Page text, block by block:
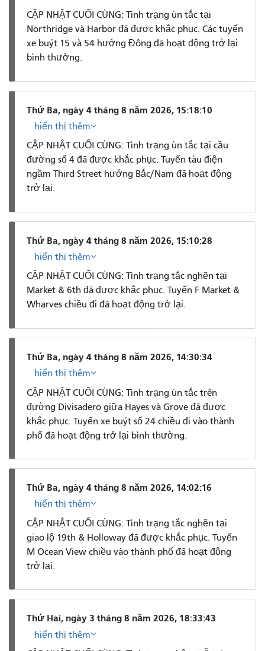
CẬP NHẬT CUỐI CÙNG: Tình trạng ùn tắc tại
Northridge và Harbor đã được khắc phục. Các tuyến
xe buýt 15 và 54 hướng Đông đã hoạt động trở lại
bình thường.
Thứ Ba, ngày 4 tháng 8 năm 2026, 15:18:10
hiển thị thêm
CẬP NHẬT CUỐI CÙNG: Tình trạng ùn tắc tại cầu
đường số 4 đã được khắc phục. Tuyến tàu điện
ngầm Third Street hướng Bắc/Nam đã hoạt động
trở lại.
Thứ Ba, ngày 4 tháng 8 năm 2026, 15:10:28
hiển thị thêm
CẬP NHẬT CUỐI CÙNG: Tình trạng tắc nghẽn tại
Market & 6th đã được khắc phục. Tuyến F Market &
Wharves chiều đi đã hoạt động trở lại.
Thứ Ba, ngày 4 tháng 8 năm 2026, 14:30:34
hiển thị thêm
CẬP NHẬT CUỐI CÙNG: Tình trạng ùn tắc trên
đường Divisadero giữa Hayes và Grove đã được
khắc phục. Tuyến xe buýt số 24 chiều đi vào thành
phố đã hoạt động trở lại bình thường.
Thứ Ba, ngày 4 tháng 8 năm 2026, 14:02:16
hiển thị thêm
CẬP NHẬT CUỐI CÙNG: Tình trạng tắc nghẽn tại
giao lộ 19th & Holloway đã được khắc phục. Tuyến
M Ocean View chiều vào thành phố đã hoạt động
trở lại.
Thứ Hai, ngày 3 tháng 8 năm 2026, 18:33:43
hiển thị thêm